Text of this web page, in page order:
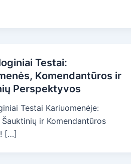
Testai:
Komendantūros ir
Perspektyvos
Testai Kariuomenėje:
ir Komendantūros
[…]